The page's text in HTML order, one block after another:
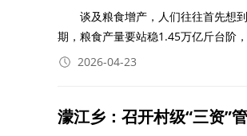
谈及粮食增产，人们往往首先想到
期，粮食产量要站稳1.45万亿斤台阶
2026-04-23
濛江乡：召开村级“三资”